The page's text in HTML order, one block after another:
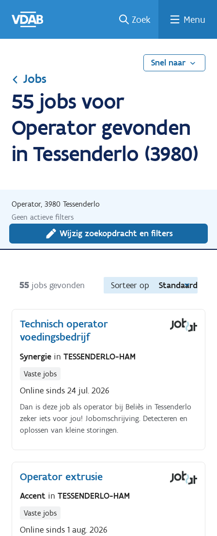
naar
een
een
job
naar
Zoek Menu
Snel naar
Jobs
55 jobs voor
Operator gevonden
in Tessenderlo (3980)
Operator, 3980 Tessenderlo
Geen actieve filters
Wijzig zoekopdracht en filters
55 jobs gevonden Sorteer op Standaard
Technisch operator
voedingsbedrijf
Synergie in TESSENDERLO-HAM
Vaste jobs
Online sinds 24 jul. 2026
Dan is deze job als operator bij Beliès in Tessenderlo
zeker iets voor jou! Jobomschrijving. Detecteren en
oplossen van kleine storingen.
Operator extrusie
Accent in TESSENDERLO-HAM
Vaste jobs
Online sinds 1 aug. 2026